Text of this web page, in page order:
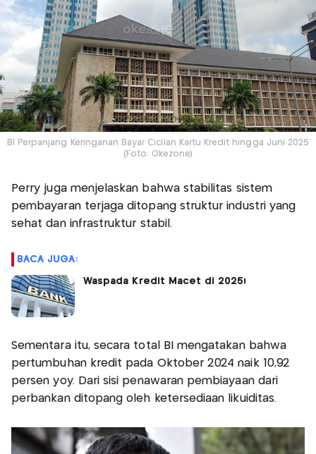
BI Perpanjang Keringanan Bayar Cicilan Kartu Kredit hingga Juni 2025
(Foto: Okezone)
Perry juga menjelaskan bahwa stabilitas sistem
pembayaran terjaga ditopang struktur industri yang
sehat dan infrastruktur stabil.
BACA JUGA:
Waspada Kredit Macet di 2025!
Sementara itu, secara total BI mengatakan bahwa
pertumbuhan kredit pada Oktober 2024 naik 10,92
persen yoy. Dari sisi penawaran pembiayaan dari
perbankan ditopang oleh ketersediaan likuiditas.